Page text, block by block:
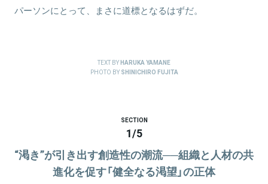
パーソンにとって、まさに道標となるはずだ。
TEXT BYHARUKA YAMANE
PHOTO BY SHINICHIRO FUJITA
SECTION
1/5
“渇き”が引き出す創造性の潮流──組織と人材の共
進化を促す「健全なる渇望」の正体